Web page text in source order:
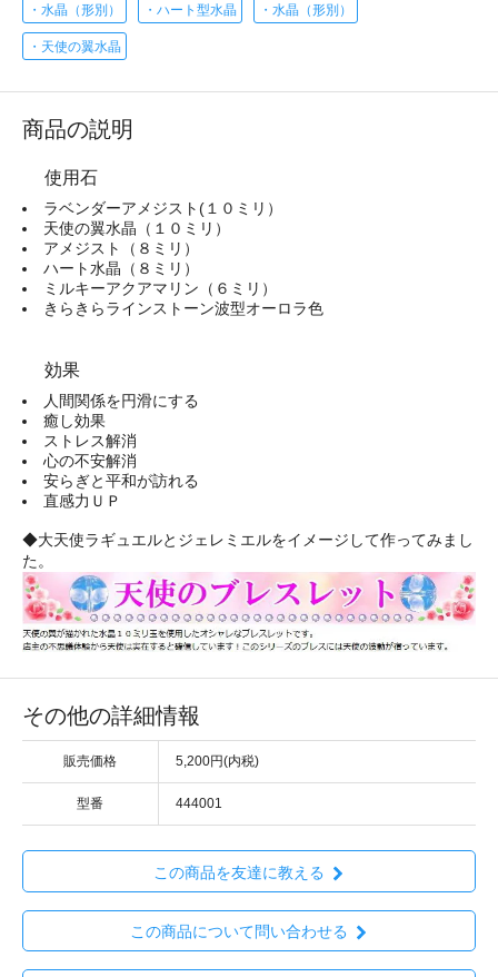
・水晶（形別） ・ハート型水晶 ・水晶（形別）
・天使の翼水晶
商品の説明
使用石
ラベンダーアメジスト(１０ミリ）
天使の翼水晶（１０ミリ）
アメジスト（８ミリ）
ハート水晶（８ミリ）
ミルキーアクアマリン（６ミリ）
きらきらラインストーン波型オーロラ色
効果
人間関係を円滑にする
癒し効果
ストレス解消
心の不安解消
安らぎと平和が訪れる
直感力ＵＰ
◆大天使ラギュエルとジェレミエルをイメージして作ってみまし
た。
その他の詳細情報
販売価格 5,200円(内税)
型番 444001
この商品を友達に教える
この商品について問い合わせる